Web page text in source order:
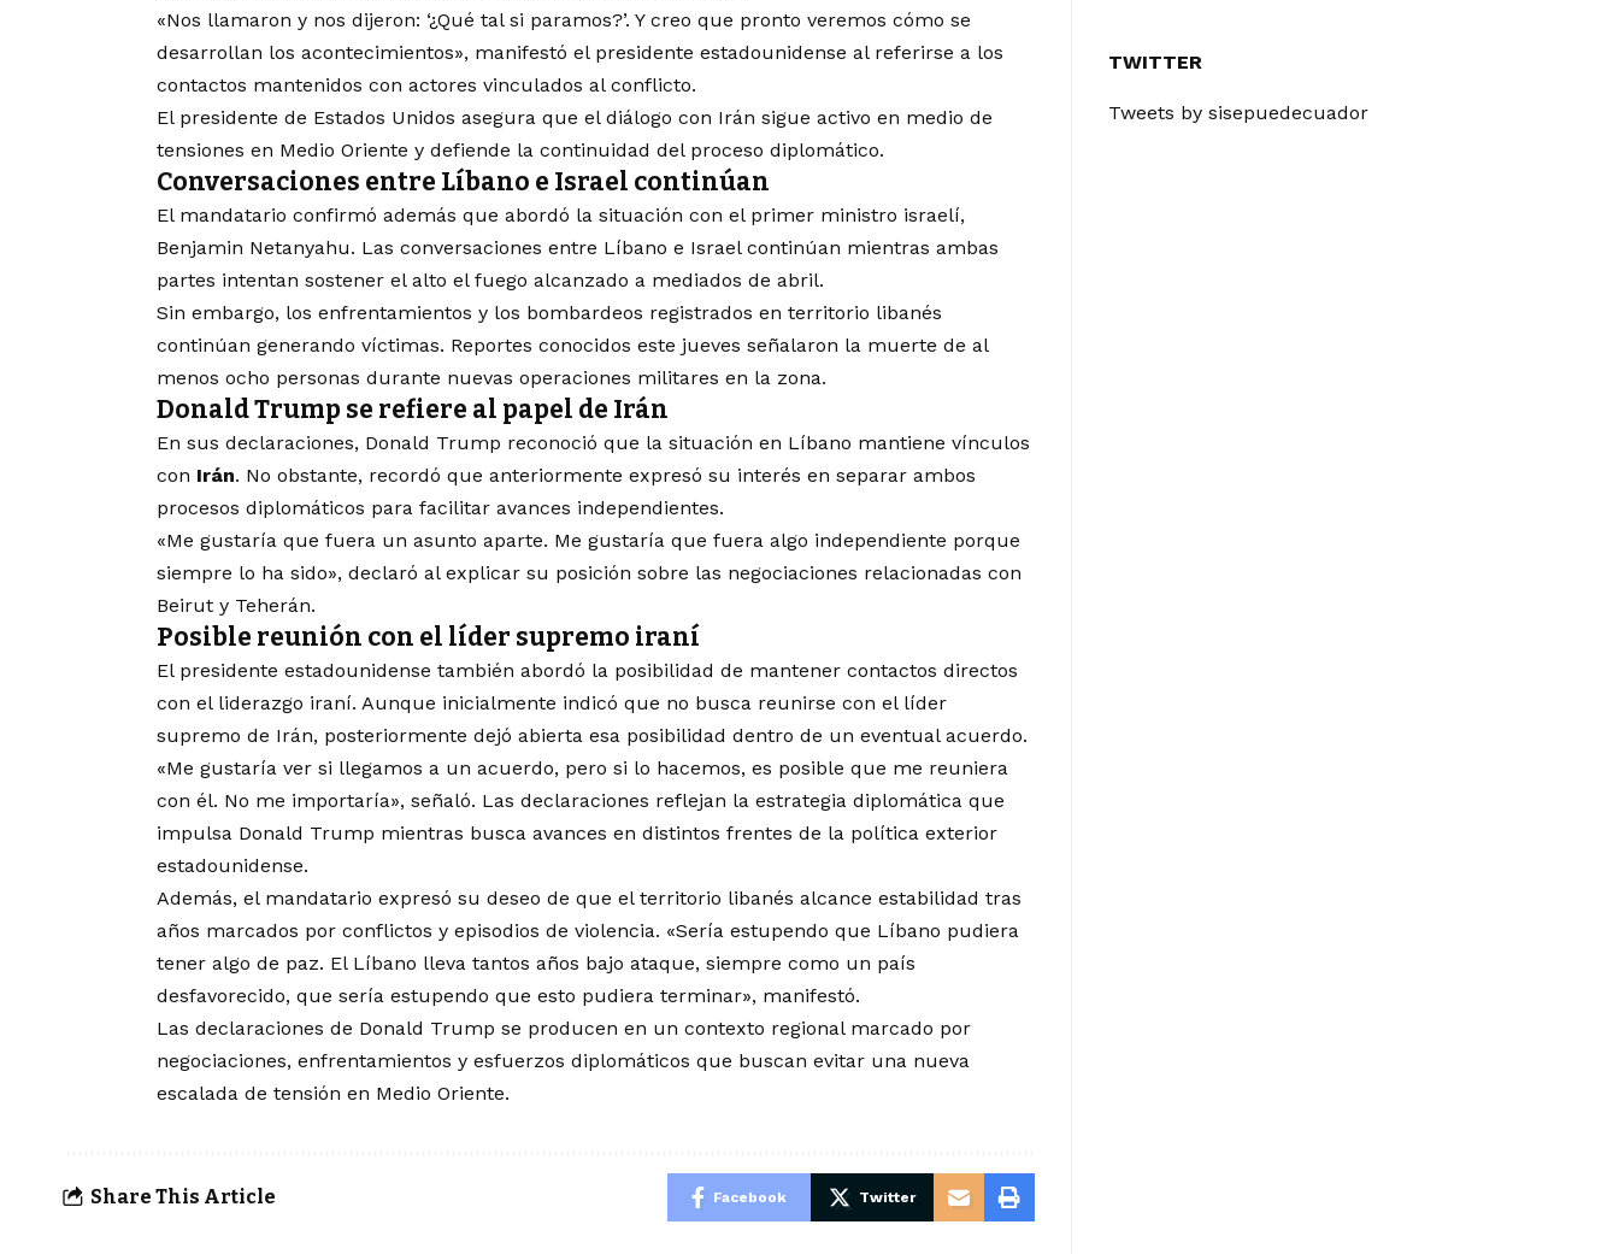
«Nos llamaron y nos dijeron: ‘¿Qué tal si paramos?’. Y creo que pronto veremos cómo se
desarrollan los acontecimientos», manifestó el presidente estadounidense al referirse a los
contactos mantenidos con actores vinculados al conflicto.
El presidente de Estados Unidos asegura que el diálogo con Irán sigue activo en medio de
tensiones en Medio Oriente y defiende la continuidad del proceso diplomático.
Conversaciones entre Líbano e Israel continúan
El mandatario confirmó además que abordó la situación con el primer ministro israelí,
Benjamin Netanyahu. Las conversaciones entre Líbano e Israel continúan mientras ambas
partes intentan sostener el alto el fuego alcanzado a mediados de abril.
Sin embargo, los enfrentamientos y los bombardeos registrados en territorio libanés
continúan generando víctimas. Reportes conocidos este jueves señalaron la muerte de al
menos ocho personas durante nuevas operaciones militares en la zona.
Donald Trump se refiere al papel de Irán
En sus declaraciones, Donald Trump reconoció que la situación en Líbano mantiene vínculos
con Irán. No obstante, recordó que anteriormente expresó su interés en separar ambos
procesos diplomáticos para facilitar avances independientes.
«Me gustaría que fuera un asunto aparte. Me gustaría que fuera algo independiente porque
siempre lo ha sido», declaró al explicar su posición sobre las negociaciones relacionadas con
Beirut y Teherán.
Posible reunión con el líder supremo iraní
El presidente estadounidense también abordó la posibilidad de mantener contactos directos
con el liderazgo iraní. Aunque inicialmente indicó que no busca reunirse con el líder
supremo de Irán, posteriormente dejó abierta esa posibilidad dentro de un eventual acuerdo.
«Me gustaría ver si llegamos a un acuerdo, pero si lo hacemos, es posible que me reuniera
con él. No me importaría», señaló. Las declaraciones reflejan la estrategia diplomática que
impulsa Donald Trump mientras busca avances en distintos frentes de la política exterior
estadounidense.
Además, el mandatario expresó su deseo de que el territorio libanés alcance estabilidad tras
años marcados por conflictos y episodios de violencia. «Sería estupendo que Líbano pudiera
tener algo de paz. El Líbano lleva tantos años bajo ataque, siempre como un país
desfavorecido, que sería estupendo que esto pudiera terminar», manifestó.
Las declaraciones de Donald Trump se producen en un contexto regional marcado por
negociaciones, enfrentamientos y esfuerzos diplomáticos que buscan evitar una nueva
escalada de tensión en Medio Oriente.
Share This Article Facebook Twitter
TWITTER
Tweets by sisepuedecuador